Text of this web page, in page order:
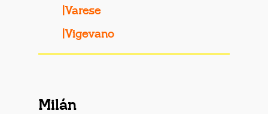
|Varese
|Vigevano
Milán